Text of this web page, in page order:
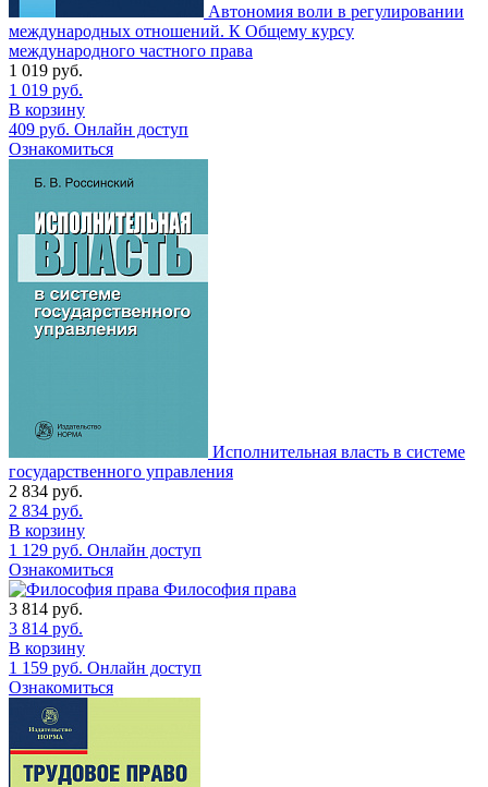
Автономия воли в регулировании
международных отношений. К Общему курсу
международного частного права
1 019 руб.
1 019 руб.
В корзину
409 руб. Онлайн доступ
Ознакомиться
Исполнительная власть в системе
государственного управления
2 834 руб.
2 834 руб.
В корзину
1 129 руб. Онлайн доступ
Ознакомиться
Философия права
3 814 руб.
3 814 руб.
В корзину
1 159 руб. Онлайн доступ
Ознакомиться